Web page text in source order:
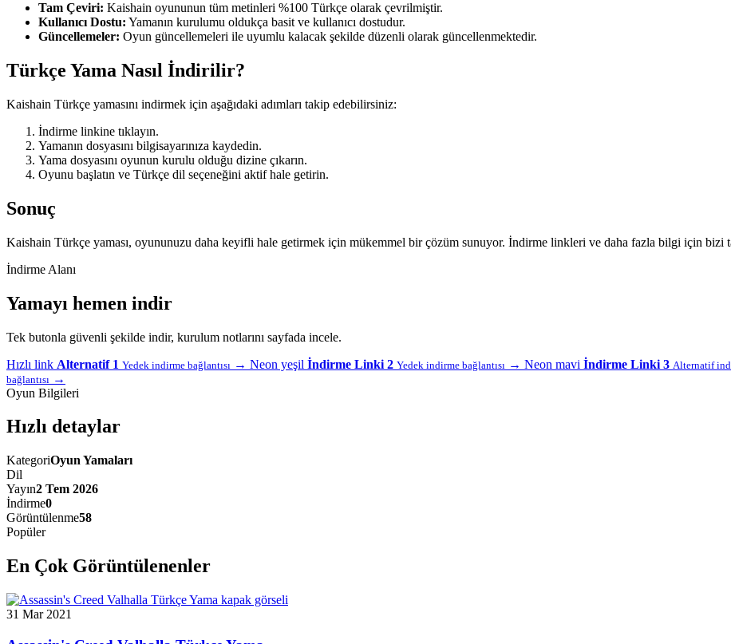
Tam Çeviri: Kaishain oyununun tüm metinleri %100 Türkçe olarak çevrilmiştir.
Kullanıcı Dostu: Yamanın kurulumu oldukça basit ve kullanıcı dostudur.
Güncellemeler: Oyun güncellemeleri ile uyumlu kalacak şekilde düzenli olarak güncellenmektedir.
Türkçe Yama Nasıl İndirilir?
Kaishain Türkçe yamasını indirmek için aşağıdaki adımları takip edebilirsiniz:
İndirme linkine tıklayın.
Yamanın dosyasını bilgisayarınıza kaydedin.
Yama dosyasını oyunun kurulu olduğu dizine çıkarın.
Oyunu başlatın ve Türkçe dil seçeneğini aktif hale getirin.
Sonuç
Kaishain Türkçe yaması, oyununuzu daha keyifli hale getirmek için mükemmel bir çözüm sunuyor. İndirme linkleri ve daha fazla bilgi için bizi
İndirme Alanı
Yamayı hemen indir
Tek butonla güvenli şekilde indir, kurulum notlarını sayfada incele.
Hızlı link Alternatif 1 Yedek indirme bağlantısı → Neon yeşil İndirme Linki 2 Yedek indirme bağlantısı → Neon mavi İndirme Linki 3 Alternatif
bağlantısı →
Oyun Bilgileri
Hızlı detaylar
KategoriOyun Yamaları
Dil
Yayın2 Tem 2026
İndirme0
Görüntülenme58
Popüler
En Çok Görüntülenenler
31 Mar 2021